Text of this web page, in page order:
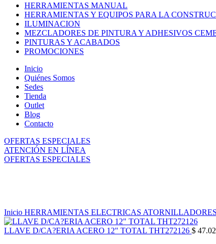
HERRAMIENTAS MANUAL
HERRAMIENTAS Y EQUIPOS PARA LA
ILUMINACION
MEZCLADORES DE PINTURA Y ADHESIVOS
PINTURAS Y ACABADOS
PROMOCIONES
Inicio
Quiénes Somos
Sedes
Tienda
Outlet
Blog
Contacto
OFERTAS ESPECIALES
ATENCIÓN EN LÍNEA
OFERTAS ESPECIALES
Inicio HERRAMIENTAS ELECTRICAS
LLAVE D/CA?ERIA ACERO 12" TOTAL THT272126 $